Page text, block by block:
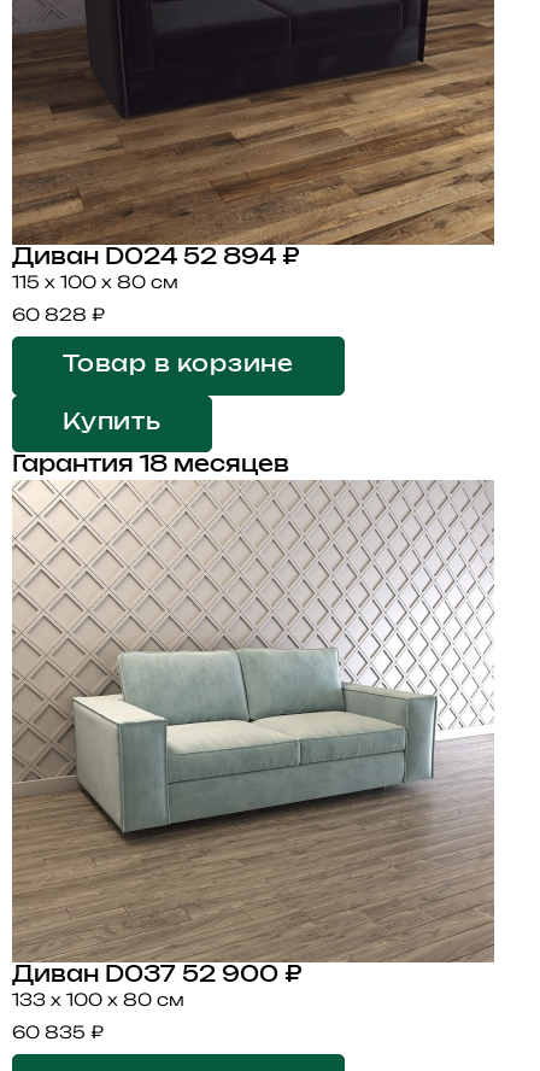
Диван D024 52 894 ₽
115 x 100 x 80 см
60 828 ₽
Товар в корзине
Купить
Гарантия 18 месяцев
Диван D037 52 900 ₽
133 x 100 x 80 см
60 835 ₽